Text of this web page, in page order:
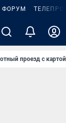
ФОРУМ
проезд с